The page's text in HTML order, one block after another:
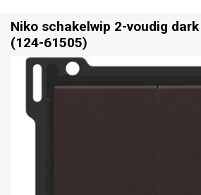
Niko schakelwip 2-voudig
(124-61505)